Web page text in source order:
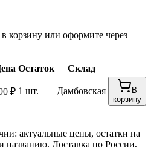
корзину или оформите через
Остаток
Склад
₽ 1 шт. Дамбовская
В
корзину
актуальные цены, остатки на
названию. Доставка по России,